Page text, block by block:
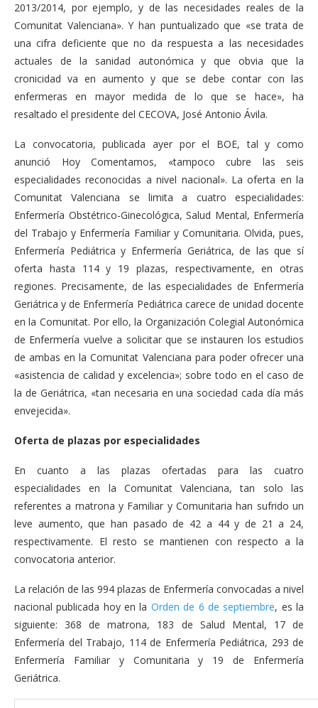
2013/2014, por ejemplo, y de las necesidades reales de la
Comunitat Valenciana». Y han puntualizado que «se trata de
una cifra deficiente que no da respuesta a las necesidades
actuales de la sanidad autonómica y que obvia que la
cronicidad va en aumento y que se debe contar con las
enfermeras en mayor medida de lo que se hace», ha
resaltado el presidente del CECOVA, José Antonio Ávila.
La convocatoria, publicada ayer por el BOE, tal y como
anunció Hoy Comentamos, «tampoco cubre las seis
especialidades reconocidas a nivel nacional». La oferta en la
Comunitat Valenciana se limita a cuatro especialidades:
Enfermería Obstétrico-Ginecológica, Salud Mental, Enfermería
del Trabajo y Enfermería Familiar y Comunitaria. Olvida, pues,
Enfermería Pediátrica y Enfermería Geriátrica, de las que sí
oferta hasta 114 y 19 plazas, respectivamente, en otras
regiones. Precisamente, de las especialidades de Enfermería
Geriátrica y de Enfermería Pediátrica carece de unidad docente
en la Comunitat. Por ello, la Organización Colegial Autonómica
de Enfermería vuelve a solicitar que se instauren los estudios
de ambas en la Comunitat Valenciana para poder ofrecer una
«asistencia de calidad y excelencia»; sobre todo en el caso de
la de Geriátrica, «tan necesaria en una sociedad cada día más
envejecida».
Oferta de plazas por especialidades
En cuanto a las plazas ofertadas para las cuatro
especialidades en la Comunitat Valenciana, tan solo las
referentes a matrona y Familiar y Comunitaria han sufrido un
leve aumento, que han pasado de 42 a 44 y de 21 a 24,
respectivamente. El resto se mantienen con respecto a la
convocatoria anterior.
La relación de las 994 plazas de Enfermería convocadas a nivel
nacional publicada hoy en la Orden de 6 de septiembre, es la
siguiente: 368 de matrona, 183 de Salud Mental, 17 de
Enfermería del Trabajo, 114 de Enfermería Pediátrica, 293 de
Enfermería Familiar y Comunitaria y 19 de Enfermería
Geriátrica.